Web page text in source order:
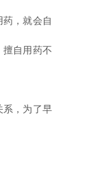
，就会自
擅自用药不
系，为了早